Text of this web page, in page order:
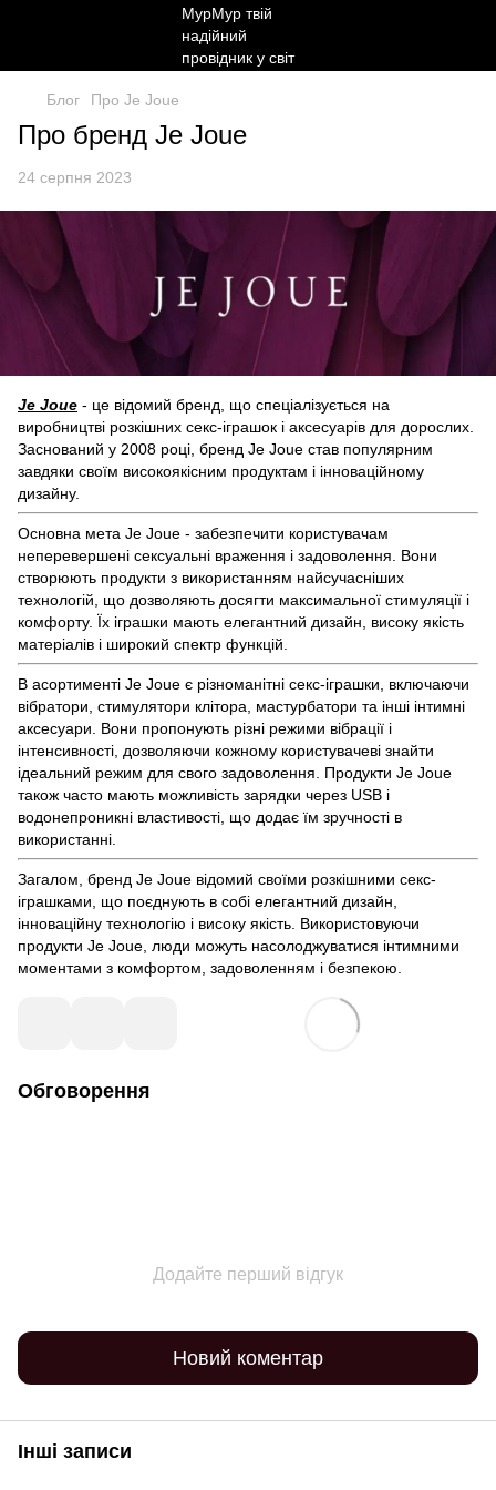
Блог Про Je Joue
Про бренд Je Joue
24 серпня 2023
Je Joue - це відомий бренд, що спеціалізується на
виробництві розкішних секс-іграшок і аксесуарів для дорослих.
Заснований у 2008 році, бренд Je Joue став популярним
завдяки своїм високоякісним продуктам і інноваційному
дизайну.
Основна мета Je Joue - забезпечити користувачам
неперевершені сексуальні враження і задоволення. Вони
створюють продукти з використанням найсучасніших
технологій, що дозволяють досягти максимальної стимуляції і
комфорту. Їх іграшки мають елегантний дизайн, високу якість
матеріалів і широкий спектр функцій.
В асортименті Je Joue є різноманітні секс-іграшки, включаючи
вібратори, стимулятори клітора, мастурбатори та інші інтимні
аксесуари. Вони пропонують різні режими вібрації і
інтенсивності, дозволяючи кожному користувачеві знайти
ідеальний режим для свого задоволення. Продукти Je Joue
також часто мають можливість зарядки через USB і
водонепроникні властивості, що додає їм зручності в
використанні.
Загалом, бренд Je Joue відомий своїми розкішними секс-
іграшками, що поєднують в собі елегантний дизайн,
інноваційну технологію і високу якість. Використовуючи
продукти Je Joue, люди можуть насолоджуватися інтимними
моментами з комфортом, задоволенням і безпекою.
Обговорення
Додайте перший відгук
Новий коментар
Інші записи